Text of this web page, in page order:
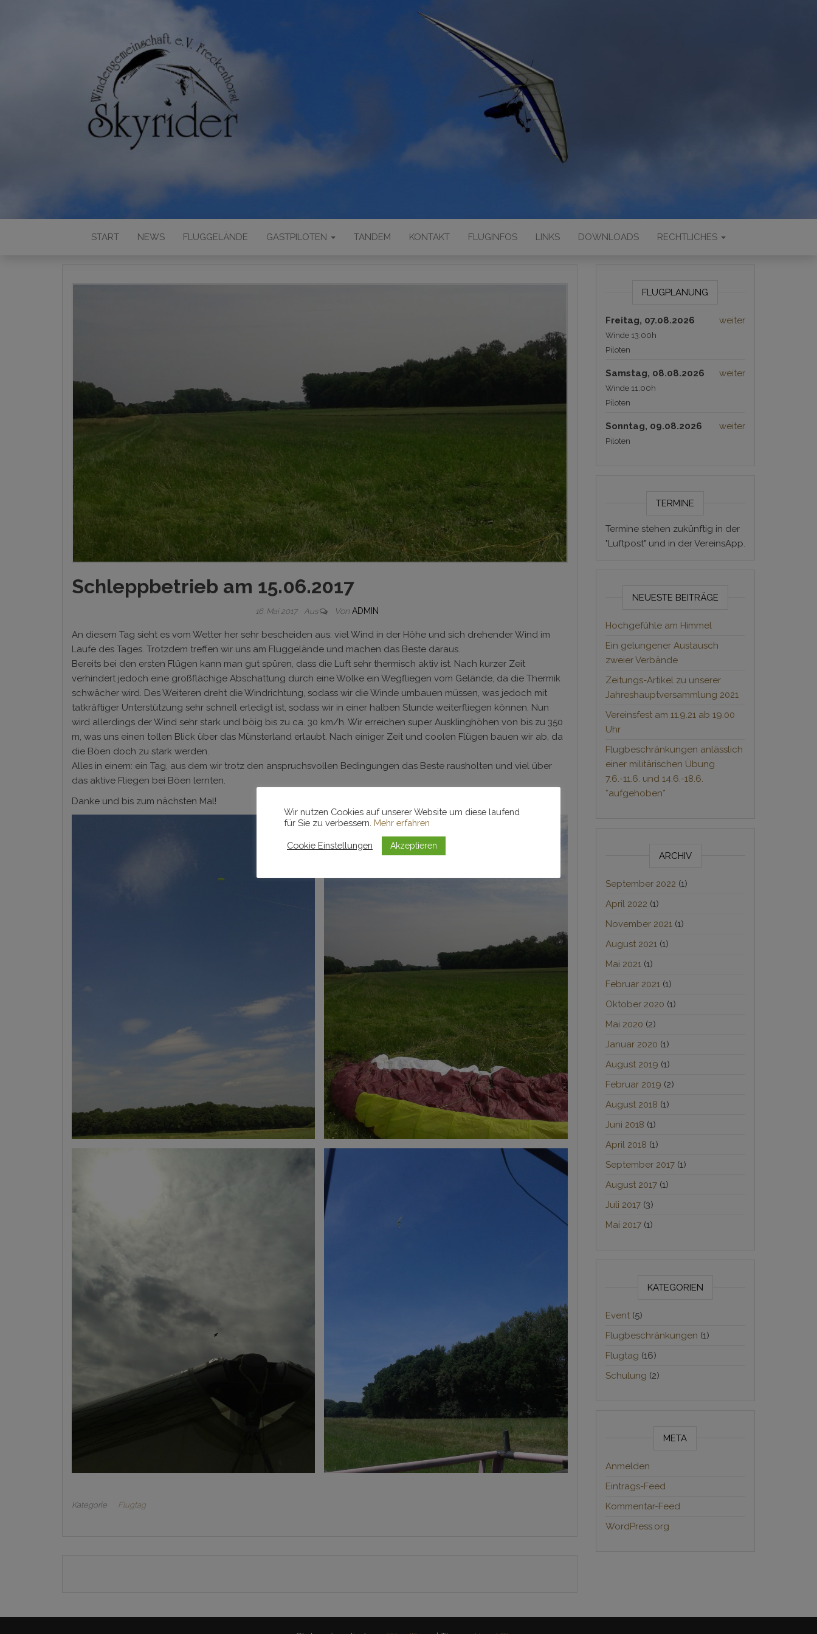
START NEWS FLUGGELÄNDE GASTPILOTEN TANDEM KONTAKT FLUGINFOS LINKS DOWNLOADS RECHTLICHES
Schleppbetrieb am 15.06.2017
16. Mai 2017 Aus Von ADMIN
An diesem Tag sieht es vom Wetter her sehr bescheiden aus: viel Wind in der Höhe und sich drehender Wind im
Laufe des Tages. Trotzdem treffen wir uns am Fluggelände und machen das Beste daraus.
Bereits bei den ersten Flügen kann man gut spüren, dass die Luft sehr thermisch aktiv ist. Nach kurzer Zeit
verhindert jedoch eine großflächige Abschattung durch eine Wolke ein Wegfliegen vom Gelände, da die Thermik
schwächer wird. Des Weiteren dreht die Windrichtung, sodass wir die Winde umbauen müssen, was jedoch mit
tatkräftiger Unterstützung sehr schnell erledigt ist, sodass wir in einer halben Stunde weiterfliegen können. Nun
wird allerdings der Wind sehr stark und böig bis zu ca. 30 km/h. Wir erreichen super Ausklinghöhen von bis zu 350
m, was uns einen tollen Blick über das Münsterland erlaubt. Nach einiger Zeit und coolen Flügen bauen wir ab, da
die Böen doch zu stark werden.
Alles in einem: ein Tag, aus dem wir trotz den anspruchsvollen Bedingungen das Beste rausholten und viel über
das aktive Fliegen bei Böen lernten.
Danke und bis zum nächsten Mal!
Kategorie Flugtag
FLUGPLANUNG
Freitag, 07.08.2026 weiter
Winde 13:00h
Piloten
Samstag, 08.08.2026 weiter
Winde 11:00h
Piloten
Sonntag, 09.08.2026 weiter
Piloten
TERMINE
Termine stehen zukünftig in der
"Luftpost" und in der VereinsApp.
NEUESTE BEITRÄGE
Hochgefühle am Himmel
Ein gelungener Austausch
zweier Verbände
Zeitungs-Artikel zu unserer
Jahreshauptversammlung 2021
Vereinsfest am 11.9.21 ab 19.00
Uhr
Flugbeschränkungen anlässlich
einer militärischen Übung
7.6.-11.6. und 14.6.-18.6.
*aufgehoben*
ARCHIV
September 2022 (1)
April 2022 (1)
November 2021(1)
August 2021(1)
Mai 2021(1)
Februar 2021(1)
Oktober 2020 (1)
Mai 2020 (2)
Januar 2020 (1)
August 2019 (1)
Februar 2019 (2)
August 2018 (1)
Juni 2018 (1)
April 2018 (1)
September 2017(1)
August 2017(1)
Juli 2017(3)
Mai 2017(1)
KATEGORIEN
Event(5)
Flugbeschränkungen (1)
Flugtag (16)
Schulung (2)
META
Anmelden
Eintrags-Feed
Kommentar-Feed
WordPress.org
Wir nutzen Cookies auf unserer Website um diese laufend
für Sie zu verbessern. Mehr erfahren
Cookie Einstellungen Akzeptieren